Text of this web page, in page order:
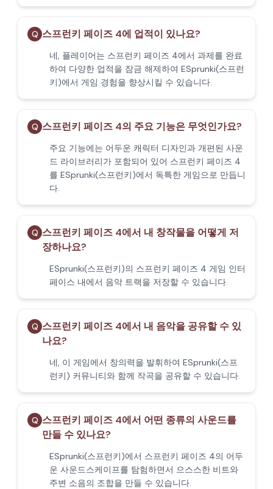
Q 스프런키 페이즈 4에 업적이 있나요?
네, 플레이어는 스프런키 페이즈 4에서 과제를 완료
하여 다양한 업적을 잠금 해제하여 ESprunki(스프런
키)에서 게임 경험을 향상시킬 수 있습니다.
Q 스프런키 페이즈 4의 주요 기능은 무엇인가요?
주요 기능에는 어두운 캐릭터 디자인과 개편된 사운
드 라이브러리가 포함되어 있어 스프런키 페이즈 4
를 ESprunki(스프런키)에서 독특한 게임으로 만듭니
다.
Q 스프런키 페이즈 4에서 내 창작물을 어떻게 저
장하나요?
ESprunki(스프런키)의 스프런키 페이즈 4 게임 인터
페이스 내에서 음악 트랙을 저장할 수 있습니다.
Q 스프런키 페이즈 4에서 내 음악을 공유할 수 있
나요?
네, 이 게임에서 창의력을 발휘하여 ESprunki(스프
런키) 커뮤니티와 함께 작곡을 공유할 수 있습니다.
Q 스프런키 페이즈 4에서 어떤 종류의 사운드를
만들 수 있나요?
ESprunki(스프런키)에서 스프런키 페이즈 4의 어두
운 사운드스케이프를 탐험하면서 으스스한 비트와
주변 소음의 조합을 만들 수 있습니다.